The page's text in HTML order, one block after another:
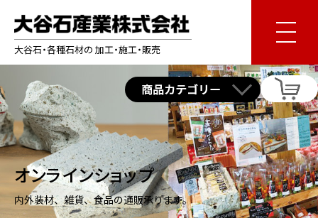
大谷石・各種石材の 加工・施工・販売
オンラインショップ
内外装材、雑貨、食品の通販承ります。